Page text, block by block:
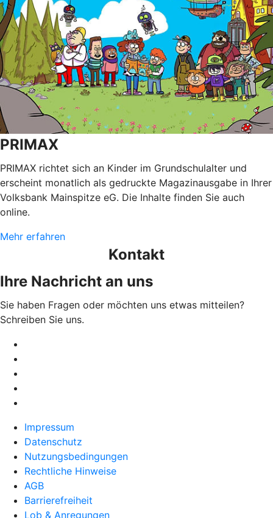
PRIMAX
PRIMAX richtet sich an Kinder im Grundschulalter und
erscheint monatlich als gedruckte Magazinausgabe in Ihrer
Volksbank Mainspitze eG. Die Inhalte finden Sie auch
online.
Mehr erfahren
Kontakt
Ihre Nachricht an uns
Sie haben Fragen oder möchten uns etwas mitteilen?
Schreiben Sie uns.
Impressum
Datenschutz
Nutzungsbedingungen
Rechtliche Hinweise
AGB
Barrierefreiheit
Lob & Anregungen